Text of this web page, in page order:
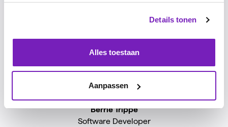
Details tonen
Alles toestaan
Aanpassen
CTO
Berrie Trippe
Software Developer